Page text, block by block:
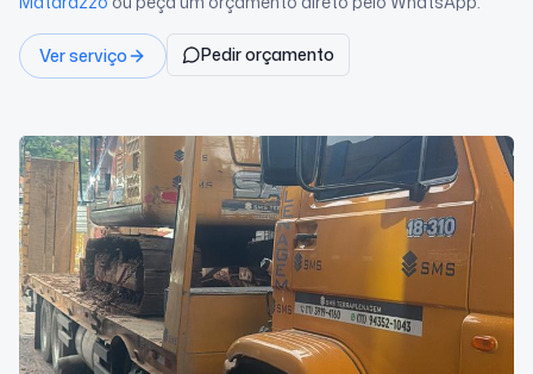
Ver serviço Pedir orçamento